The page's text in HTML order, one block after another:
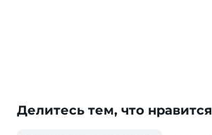
Делитесь тем, что нравится